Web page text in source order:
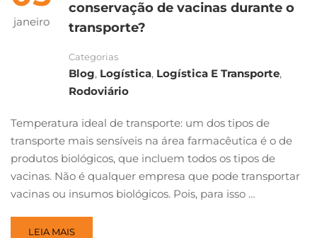
janeiro
conservação de vacinas durante o
transporte?
Categorias
Blog, Logística, Logística E Transporte,
Rodoviário
Temperatura ideal de transporte: um dos tipos de
transporte mais sensíveis na área farmacêutica é o de
produtos biológicos, que incluem todos os tipos de
vacinas. Não é qualquer empresa que pode transportar
vacinas ou insumos biológicos. Pois, para isso …
LEIA MAIS